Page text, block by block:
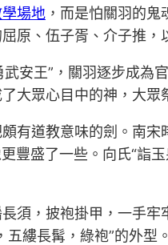
場地 ，而是怕關羽的
原、伍子胥、介子推，
安王”，關羽逐步成
大眾心目中的神，大眾
有道教意味的劍。南
豐盛了一些。向氏“詣
須，披袍掛甲，一手
縷長髯，綠袍”的外型。